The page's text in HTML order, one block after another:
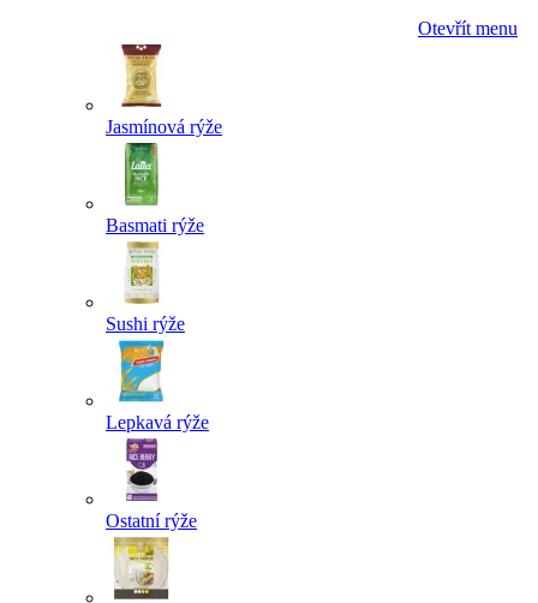
Otevřít menu
Jasmínová rýže
Basmati rýže
Sushi rýže
Lepkavá rýže
Ostatní rýže